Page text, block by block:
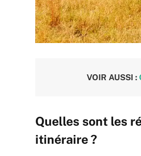
VOIR AUSSI :
Quelles sont les
itinéraire ?